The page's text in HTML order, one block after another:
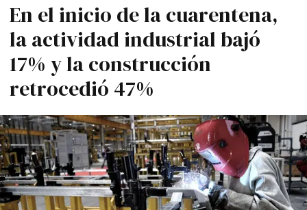
En el inicio de la cuarentena,
la actividad industrial bajó
17% y la construcción
retrocedió 47%